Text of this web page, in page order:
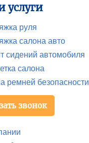
услуги
руля
салона авто
сидений автомобиля
салона
ремней безопасности
звонок